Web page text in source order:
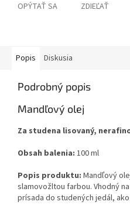
OPÝTAŤ SA ZDIEĽAŤ
Popis Diskusia
Podrobný popis
Mandľový olej
Za studena lisovaný,
Obsah balenia: 100 ml
Popis produktu: Mandľový
slamovožltou farbou. Vhodný
prísada do studených jedál,